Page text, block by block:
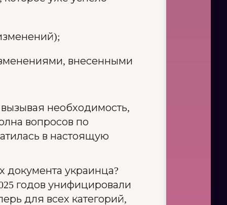
внесенными
необходимость,
вопросов по
в настоящую
документа украинца?
годов унифицировали
для всех категорий,